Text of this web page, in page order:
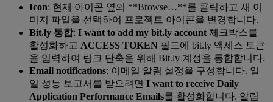
Icon: 현재 아이콘 옆의 **Browse…**를 클릭하고 새 이
미지 파일을 선택하여 프로젝트 아이콘을 변경합니다.
Bit.ly 통합: I want to add my bit.ly account 체크박스를
활성화하고 ACCESS TOKEN 필드에 bit.ly 액세스 토큰
을 입력하여 링크 단축을 위해 Bit.ly 계정을 통합합니다.
Email notifications: 이메일 알림 설정을 구성합니다. 일
일 성능 보고서를 받으려면 I want to receive Daily
Application Performance Emails를 활성화합니다. 알림